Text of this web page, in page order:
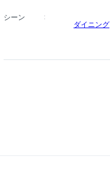
シーン
ダイニング